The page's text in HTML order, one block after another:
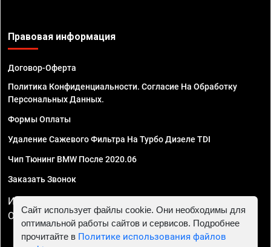
Правовая информация
Договор-Оферта
Политика Конфиденциальности. Согласие На Обработку
Персональных Данных.
Формы Оплаты
Удаление Сажевого Фильтра На Турбо Дизеле TDI
Чип Тюнинг BMW После 2020.06
Заказать Звонок
ИП Смирнов Георгий Павлович. ИНН 781302555843,
ОГРНИП 324470400032610
Сайт использует файлы cookie. Они необходимы для
оптимальной работы сайтов и сервисов. Подробнее
прочитайте в Политике использования файлов